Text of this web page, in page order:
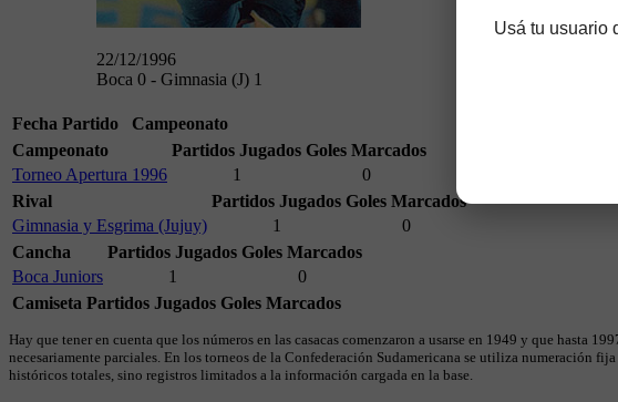
22/12/1996
Boca 0 - Gimnasia (J) 1
Fecha Partido
Campeonato
Campeonato
Partidos Jugados Goles Marcados
Torneo Apertura 1996
1
0
Rival
Partidos Jugados Goles Marcados
Gimnasia y Esgrima (Jujuy)
1
0
Cancha
Partidos Jugados Goles Marcados
Boca Juniors
1
0
Camiseta Partidos Jugados Goles Marcados
Hay que tener en cuenta que los números en las casacas comenzaron a usarse en 1949 y que hasta
necesariamente parciales. En los torneos de la Confederación Sudamericana se utiliza numeración
históricos totales, sino registros limitados a la información cargada en la base.
Usá tu usuario